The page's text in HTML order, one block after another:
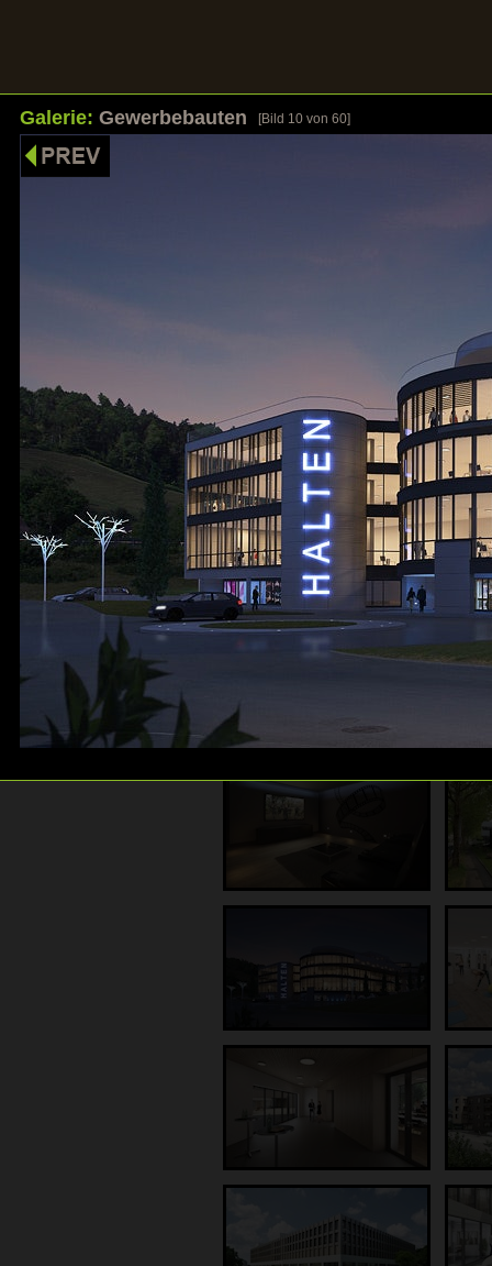
Galerie: Wohnbauten
Galerie: Gewerbebauten
Galerie: Luftbilder
Galerie: 360° Panos
Bilder sagen mehr als Worte
Klicken Sie auf ein Bild um die Galerie zu
Galerie: Gewerbebauten [Bild 10 von 60]